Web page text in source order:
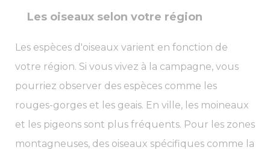
Les oiseaux selon votre région
Les espèces d'oiseaux varient en fonction de
votre région. Si vous vivez à la campagne, vous
pourriez observer des espèces comme les
rouges-gorges et les geais. En ville, les moineaux
et les pigeons sont plus fréquents. Pour les zones
montagneuses, des oiseaux spécifiques comme la